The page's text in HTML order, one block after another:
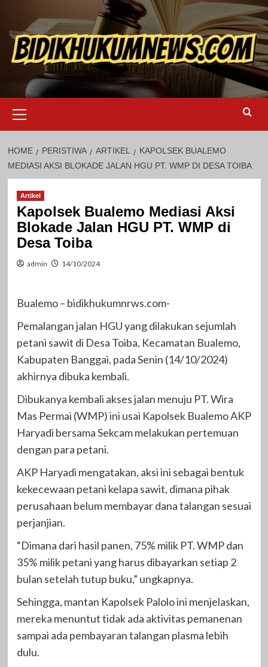
content
Menu
HOME PERISTIWA ARTIKEL
KAPOLSEK BUALEMO
MEDIASI AKSI BLOKADE JALAN HGU PT. WMP DI DESA TOIBA
Artikel
Kapolsek Bualemo Mediasi Aksi
Blokade Jalan HGU PT. WMP di
Desa Toiba
admin 14/10/2024
Bualemo – bidikhukumnrws.com-
Pemalangan jalan HGU yang dilakukan sejumlah
petani sawit di Desa Toiba, Kecamatan Bualemo,
Kabupaten Banggai, pada Senin (14/10/2024)
akhirnya dibuka kembali.
Dibukanya kembali akses jalan menuju PT. Wira
Mas Permai (WMP) ini usai Kapolsek Bualemo AKP
Haryadi bersama Sekcam melakukan pertemuan
dengan para petani.
AKP Haryadi mengatakan, aksi ini sebagai bentuk
kekecewaan petani kelapa sawit, dimana pihak
perusahaan belum membayar dana talangan sesuai
perjanjian.
“Dimana dari hasil panen, 75% milik PT. WMP dan
35% milik petani yang harus dibayarkan setiap 2
bulan setelah tutup buku,” ungkapnya.
Sehingga, mantan Kapolsek Palolo ini menjelaskan,
mereka menuntut tidak ada aktivitas pemanenan
sampai ada pembayaran talangan plasma lebih
dulu.